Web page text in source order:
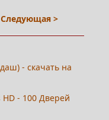
Следующая >
- скачать на
HD - 100 Дверей